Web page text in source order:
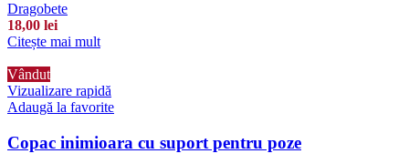
Dragobete
18,00 lei
Citește mai mult
Vândut
Vizualizare rapidă
Adaugă la favorite
Copac inimioara cu suport pentru poze